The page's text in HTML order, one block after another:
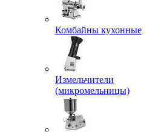
Комбайны кухонные
Измельчители
(микромельницы)